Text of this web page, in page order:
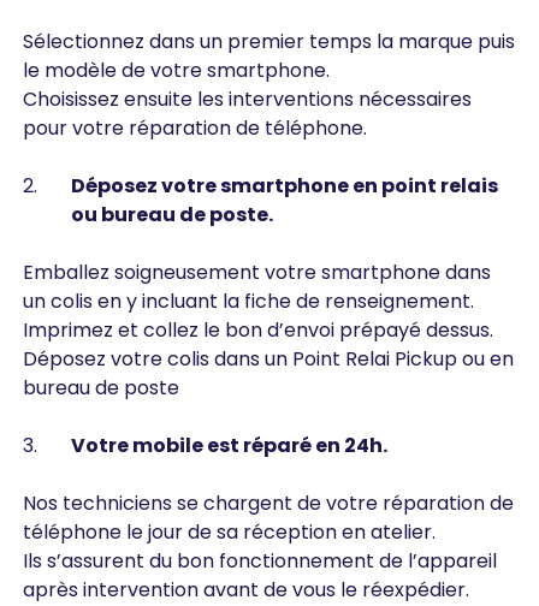
Sélectionnez dans un premier temps la marque puis
le modèle de votre smartphone.
Choisissez ensuite les interventions nécessaires
pour votre réparation de téléphone.
Déposez votre smartphone en point relais
ou bureau de poste.
Emballez soigneusement votre smartphone dans
un colis en y incluant la fiche de renseignement.
Imprimez et collez le bon d’envoi prépayé dessus.
Déposez votre colis dans un Point Relai Pickup ou en
bureau de poste
Votre mobile est réparé en 24h.
Nos techniciens se chargent de votre réparation de
téléphone le jour de sa réception en atelier.
Ils s’assurent du bon fonctionnement de l’appareil
après intervention avant de vous le réexpédier.